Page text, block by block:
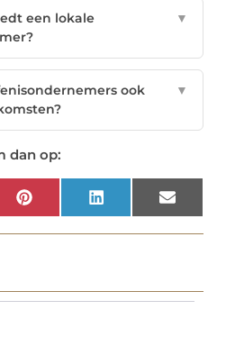
een lokale
▼
ook
▼
dan op:
Pinterest LinkedIn Email